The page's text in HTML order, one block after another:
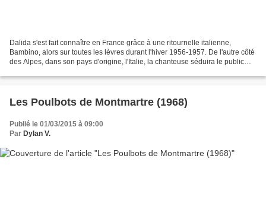
Dalida s'est fait connaître en France grâce à une ritournelle italienne,
Bambino, alors sur toutes les lèvres durant l'hiver 1956-1957. De l'autre côté
des Alpes, dans son pays d'origine, l'Italie, la chanteuse séduira le public
Les Poulbots de Montmartre (1968)
Publié le 01/03/2015 à 09:00
Par Dylan V.